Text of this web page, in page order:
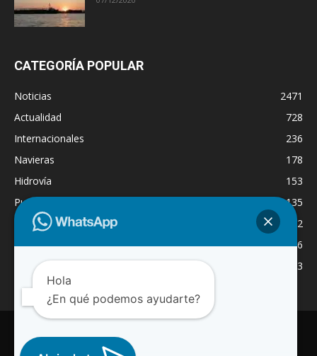
CATEGORÍA POPULAR
Noticias
2471
Actualidad
728
Internacionales
236
Navieras
178
Hidrovía
153
Puertos
135
Economía
132
Nacionales
126
Dragado
123
LOGISTICA
Hola
¿En qué podemos ayudarte?